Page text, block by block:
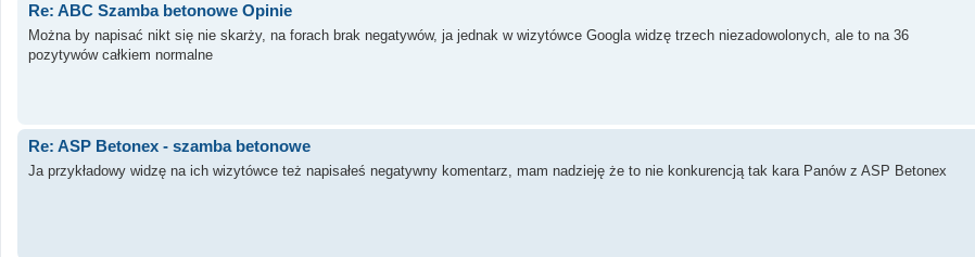
Re: ABC Szamba betonowe Opinie
Można by napisać nikt się nie skarży, na forach brak negatywów, ja jednak w wizytówce Googla widzę trzech niezadowolonych, ale to na 36
pozytywów całkiem normalne
Re: ASP Betonex - szamba betonowe
Ja przykładowy widzę na ich wizytówce też napisałeś negatywny komentarz, mam nadzieję że to nie konkurencją tak kara Panów z ASP Betonex